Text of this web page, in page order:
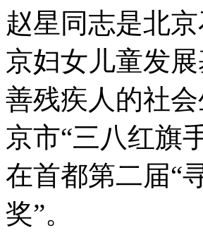
赵星同志是北
京妇女儿童发
善残疾人的社
京市“三八红旗
在首都第二届“
奖”。